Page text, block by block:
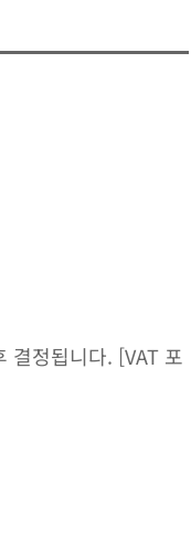
결정됩니다. [VAT 포